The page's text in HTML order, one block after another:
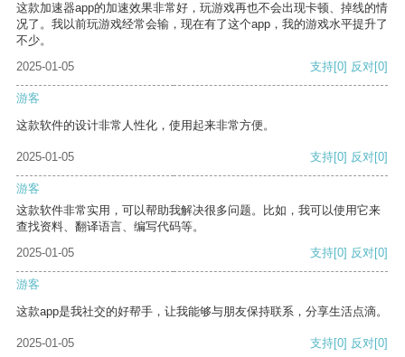
这款加速器app的加速效果非常好，玩游戏再也不会出现卡顿、掉线的情
况了。我以前玩游戏经常会输，现在有了这个app，我的游戏水平提升了
不少。
2025-01-05
支持[0] 反对[0]
游客
这款软件的设计非常人性化，使用起来非常方便。
2025-01-05 支持[0] 反对[0]
游客
这款软件非常实用，可以帮助我解决很多问题。比如，我可以使用它来
查找资料、翻译语言、编写代码等。
2025-01-05
支持[0] 反对[0]
游客
这款app是我社交的好帮手，让我能够与朋友保持联系，分享生活点滴。
2025-01-05 支持[0] 反对[0]